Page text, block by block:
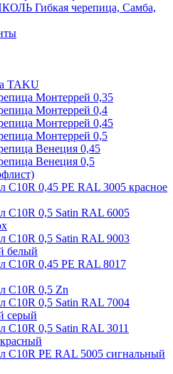
Гибкая черепица, Самба,
TAKU
Монтеррей 0,35
Монтеррей 0,4
Монтеррей 0,45
Монтеррей 0,5
Венеция 0,45
Венеция 0,5
С10R 0,45 PE RAL 3005 красное
С10R 0,5 Satin RAL 6005
С10R 0,5 Satin RAL 9003
белый
С10R 0,45 PE RAL 8017
С10R 0,5 Zn
С10R 0,5 Satin RAL 7004
серый
С10R 0,5 Satin RAL 3011
С10R PE RAL 5005 сигнальный